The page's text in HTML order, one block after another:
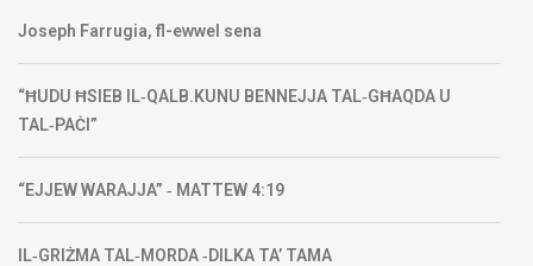
Joseph Farrugia, fl-ewwel sena
“ĦUDU ĦSIEB IL‑QALB.KUNU BENNEJJA TAL‑GĦAQDA U
TAL‑PAĊI”
“EJJEW WARAJJA” ‑ MATTEW 4:19
IL‑GRIŻMA TAL‑MORDA ‑DILKA TA’ TAMA